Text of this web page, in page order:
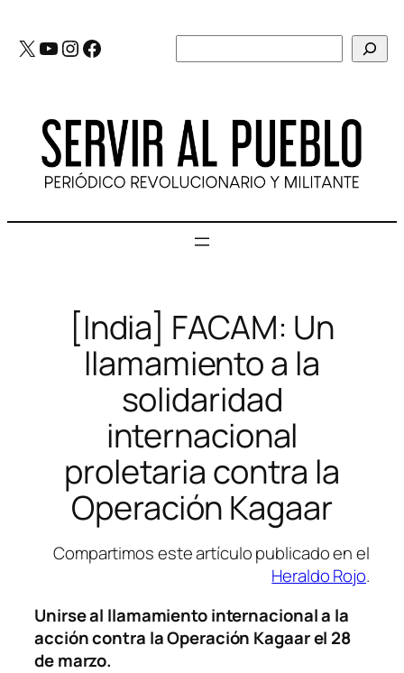
contenido
X YouTube
Instagram
Facebook
[India] FACAM: Un
llamamiento a la
solidaridad
internacional
proletaria contra la
Operación Kagaar
Compartimos este artículo publicado en el
Heraldo Rojo.
Unirse al llamamiento internacional a la
acción contra la Operación Kagaar el 28
de marzo.